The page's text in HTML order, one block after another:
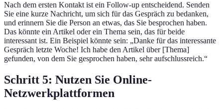
Nach dem ersten Kontakt ist ein Follow-up entscheidend. Senden
Sie eine kurze Nachricht, um sich für das Gespräch zu bedanken,
und erinnern Sie die Person an etwas, das Sie besprochen haben.
Das könnte ein Artikel oder ein Thema sein, das für beide
interessant ist. Ein Beispiel könnte sein: „Danke für das interessante
Gespräch letzte Woche! Ich habe den Artikel über [Thema]
gefunden, von dem Sie gesprochen haben, sehr aufschlussreich.“
Schritt 5: Nutzen Sie Online-
Netzwerkplattformen